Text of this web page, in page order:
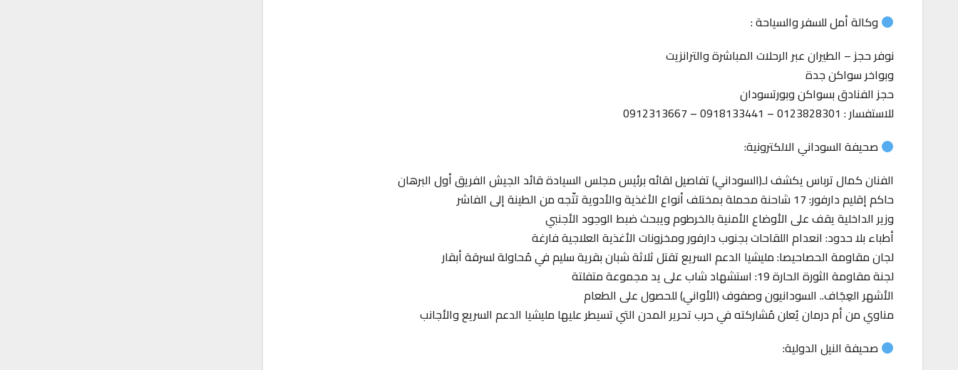
وكالة أمل للسفر والسياحة :
نوفر حجز – الطيران عبر الرحلات المباشرة والترانزيت
وبواخر سواكن جدة
حجز الفنادق بسواكن وبورتسودان
للاستفسار : 0123828301 – 0918133441 – 0912313667
صحيفة السوداني الالكترونية:
الفنان كمال ترباس يكشف لـ(السوداني) تفاصيل لقائه برئيس مجلس السيادة قائد الجيش الفريق أول البرهان
حاكم إقليم دارفور: 17 شاحنة محملة بمختلف أنواع الأغذية والأدوية تتّجه من الطينة إلى الفاشر
وزير الداخلية يقف على الأوضاع الأمنية بالخرطوم ويبحث ضبط الوجود الأجنبي
أطباء بلا حدود: انعدام اللقاحات بجنوب دارفور ومخزونات الأغذية العلاجية فارغة
لجان مقاومة الحصاحيصا: مليشيا الدعم السريع تقتل ثلاثة شبان بقرية سليم في مُحاولة لسرقة أبقار
لجنة مقاومة الثورة الحارة 19: استشهاد شاب على يد مجموعة متفلتة
الأشهر العِجَاف.. السودانيون وصفوف (الأواني) للحصول على الطعام
مناوي من أم درمان يُعلن مُشاركته في حرب تحرير المدن التي تسيطر عليها مليشيا الدعم السريع والأجانب
صحيفة النيل الدولية: